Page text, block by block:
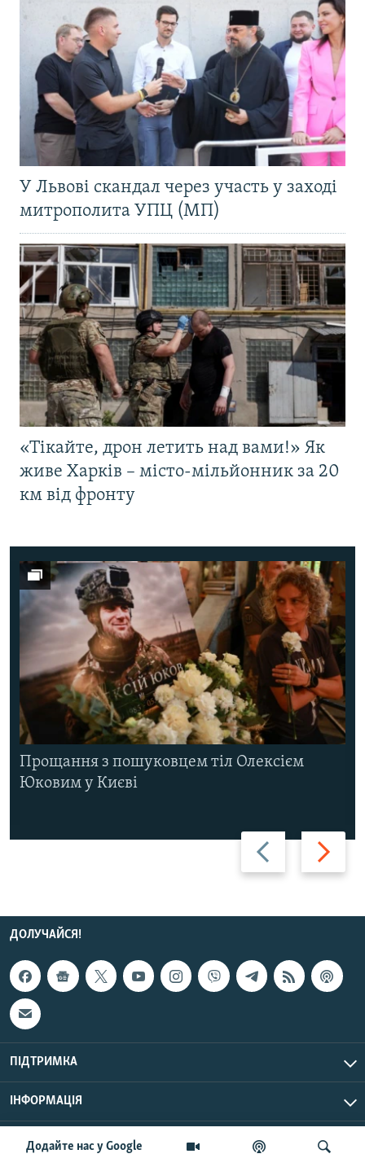
Додайте нас у Google
У Львові скандал через участь у заході
митрополита УПЦ (МП)
«Тікайте, дрон летить над вами!» Як
живе Харків – місто-мільйонник за 20
км від фронту
Назад Вперед
Прощання з пошуковцем тіл Олексієм
Юковим у Києві
ДОЛУЧАЙСЯ!
ПІДТРИМКА
ІНФОРМАЦІЯ
© Радіо Свобода, 2026 | Усі права застережено.
UTC+3